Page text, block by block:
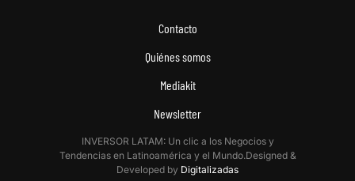
Contacto
Quiénes somos
Mediakit
Newsletter
INVERSOR LATAM: Un clic a los Negocios y
Tendencias en Latinoamérica y el Mundo.Designed &
Developed by Digitalizadas